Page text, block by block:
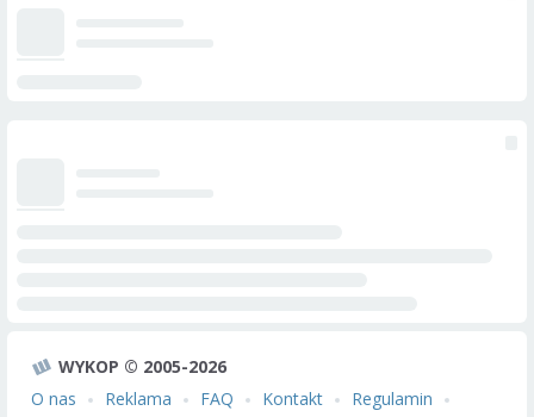
WYKOP © 2005-2026
O nas
Reklama FAQ Kontakt
Regulamin